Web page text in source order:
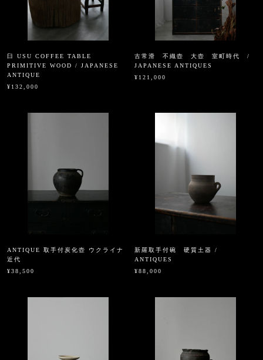
臼 USU COFFEE TABLE
PRIMITIVE WOOD / JAPANESE
ANTIQUE
¥132,000
古常滑 不織壺 大壺 室町時代 /
JAPANESE ANTIQUES
¥121,000
ANTIQUE 取手付炭化壺 ウクライナ
近代
¥38,500
新羅取手付碗 硬質土器 /
ANTIQUES
¥88,000